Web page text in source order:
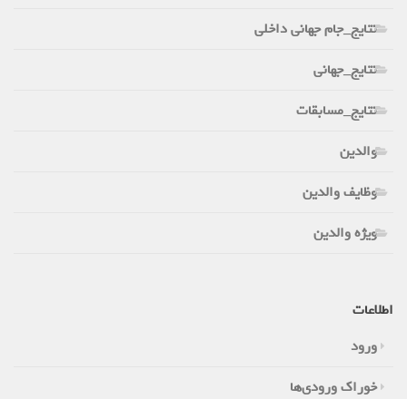
نتایج_جام جهانی داخلی
نتایج_جهانی
نتایج_مسابقات
والدین
وظایف والدین
ویژه والدین
اطلاعات
ورود
خوراک ورودی‌ها